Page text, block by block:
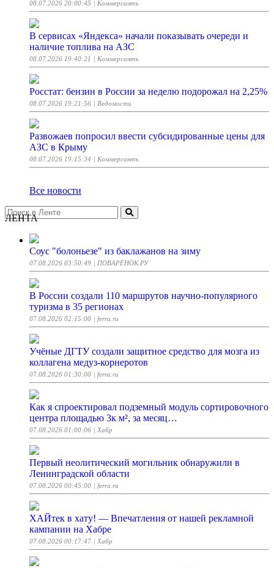
08.07.2026 20:00:45 | Коммерсантъ
В сервисах «Яндекса» начали показывать очереди и
наличие топлива на АЗС
08.07.2026 19:40:21 | Коммерсантъ
Росстат: бензин в России за неделю подорожал на 2,25%
08.07.2026 19:21:56 | Ведомости
Развожаев попросил ввести субсидированные цены для
АЗС в Крыму
08.07.2026 19:15:34 | Коммерсантъ
Все новости
ЛЕНТА
Соус "болоньезе" из баклажанов на зиму
07.08.2026 03:50:49 | ПОВАРЁНОК.РУ
В России создали 110 маршрутов научно-популярного
туризма в 35 регионах
07.08.2026 02:15:00 | ferra.ru
Учёные ДГТУ создали защитное средство для мозга из
коллагена медуз-корнеротов
07.08.2026 01:30:00 | ferra.ru
Как я спроектировал подземный модуль сортировочного
центра площадью 3к м², за месяц…
07.08.2026 01:00:06 | Хабр
Первый неолитический могильник обнаружили в
Ленинградской области
07.08.2026 00:45:00 | ferra.ru
ХАЙтек в хату! — Впечатления от нашей рекламной
кампании на Хабре
07.08.2026 00:17:47 | Хабр